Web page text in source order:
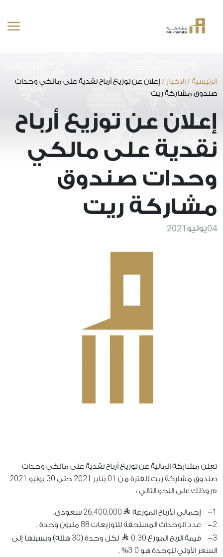
المحتوى
الرئيسية /الاخبار / إعلان عن توزيع أرباح نقدية على مالكي وحدات
صندوق مشاركة ريت
إعلان عن توزيع أرباح
نقدية على مالكي
وحدات صندوق
مشاركة ريت
04يوليو 2021
تعلن مشاركة المالية عن توزيع أرباح نقدية على مالكي وحدات
صندوق مشاركة ريت للفترة من 01 يناير 2021 حتى 30 يونيو 2021
م وذلك على النحو التالي :
1- إجمالي الأرباح الموزعة 26,400,000 سعودي.
2- عدد الوحدات المستحقة للتوزيعات 88 مليون وحدة .
3- قيمة الربح الموزع 0.30 لكل وحدة (30 هللة) ونسبتها إلى
السعر الأولي للوحدة هو 3.0
% .